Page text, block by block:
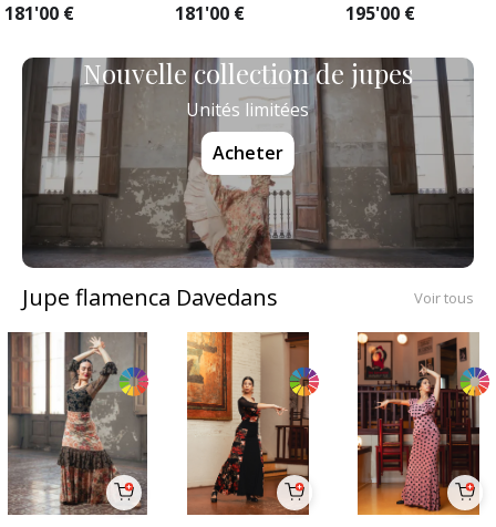
181'00 € 181'00 € 195'00 €
Nouvelle collection de jupes
Unités limitées
Acheter
Jupe flamenca Davedans Voir tous